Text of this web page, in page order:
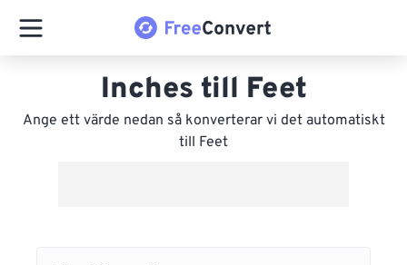
Inches till Feet
Ange ett värde nedan så konverterar vi det automatiskt
till Feet